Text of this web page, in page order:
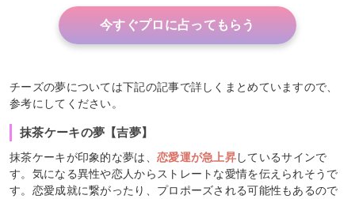
今すぐプロに占ってもらう
チーズの夢については下記の記事で詳しくまとめていますので、
参考にしてください。
抹茶ケーキの夢【吉夢】
抹茶ケーキが印象的な夢は、 恋愛運が急上昇しているサインで
す。気になる異性や恋人からストレートな愛情を伝えられそうで
す。恋愛成就に繋がったり、プロポーズされる可能性もあるので